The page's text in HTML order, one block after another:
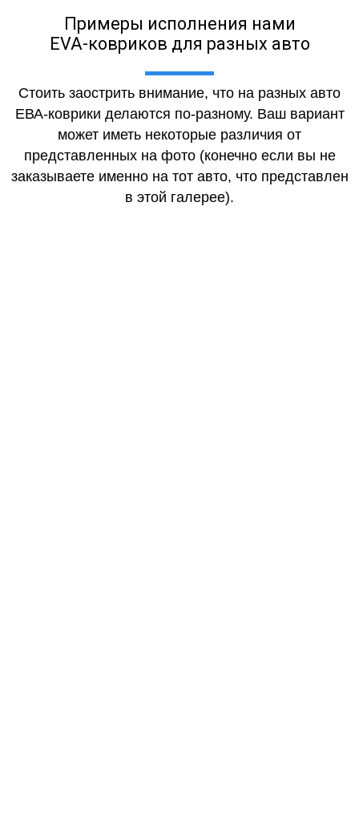
Примеры исполнения нами
EVA-ковриков для разных авто
Стоить заострить внимание, что на разных авто
ЕВА-коврики делаются по-разному. Ваш вариант
может иметь некоторые различия от
представленных на фото (конечно если вы не
заказываете именно на тот авто, что представлен
в этой галерее).